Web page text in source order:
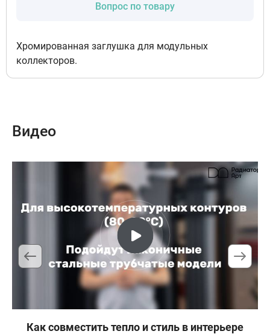
Вопрос по товару
Хромированная заглушка для модульных
коллекторов.
Видео
Как совместить тепло и стиль в интерьере